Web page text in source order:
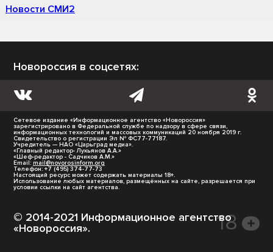
Новости СМИ2
Новороссия в соцсетях:
Сетевое издание «Информационное агентство «Новороссия»
зарегистрировано в Федеральной службе по надзору в сфере связи,
информационных технологий и массовых коммуникаций 20 ноября 2019 г.
Свидетельство о регистрации Эл № ФС77-77187.
Учредитель — НАО «Царьград медиа».
«Главный редактор- Лукьянов А.А.»
«Шеф-редактор - Садчиков А.М.»
Email: mail@novorosinform.org
Телефон: +7 (495) 374-77-73
Настоящий ресурс может содержать материалы 18+.
Использование любых материалов, размещённых на сайте, разрешается при
условии ссылки на сайт агентства.
© 2014-2021 Информационное агентство
«Новороссия».